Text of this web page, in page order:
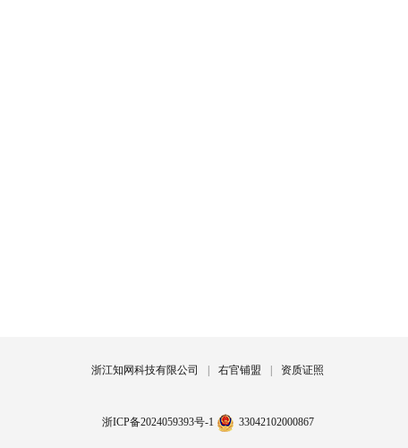
浙江知网科技有限公司 右官铺盟 资质证照
浙ICP备2024059393号-1 33042102000867